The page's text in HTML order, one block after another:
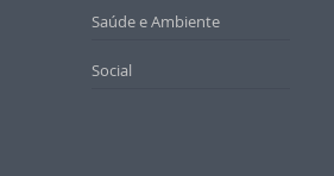
Saúde e Ambiente
Social